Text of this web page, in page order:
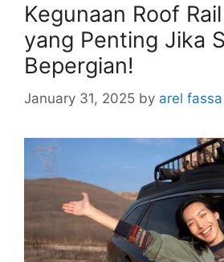
Kegunaan Roof
yang Penting Jika
Bepergian!
January 31, 2025 by arel fassa